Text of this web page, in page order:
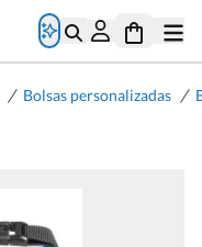
/ Bolsas personalizadas /